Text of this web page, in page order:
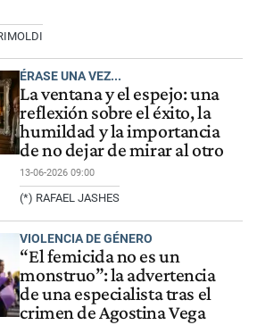
ÉRASE UNA VEZ...
La ventana y el espejo: una
reflexión sobre el éxito, la
humildad y la importancia
de no dejar de mirar al otro
13-06-2026 09:00
(*) RAFAEL JASHES
VIOLENCIA DE GÉNERO
“El femicida no es un
monstruo”: la advertencia
de una especialista tras el
crimen de Agostina Vega